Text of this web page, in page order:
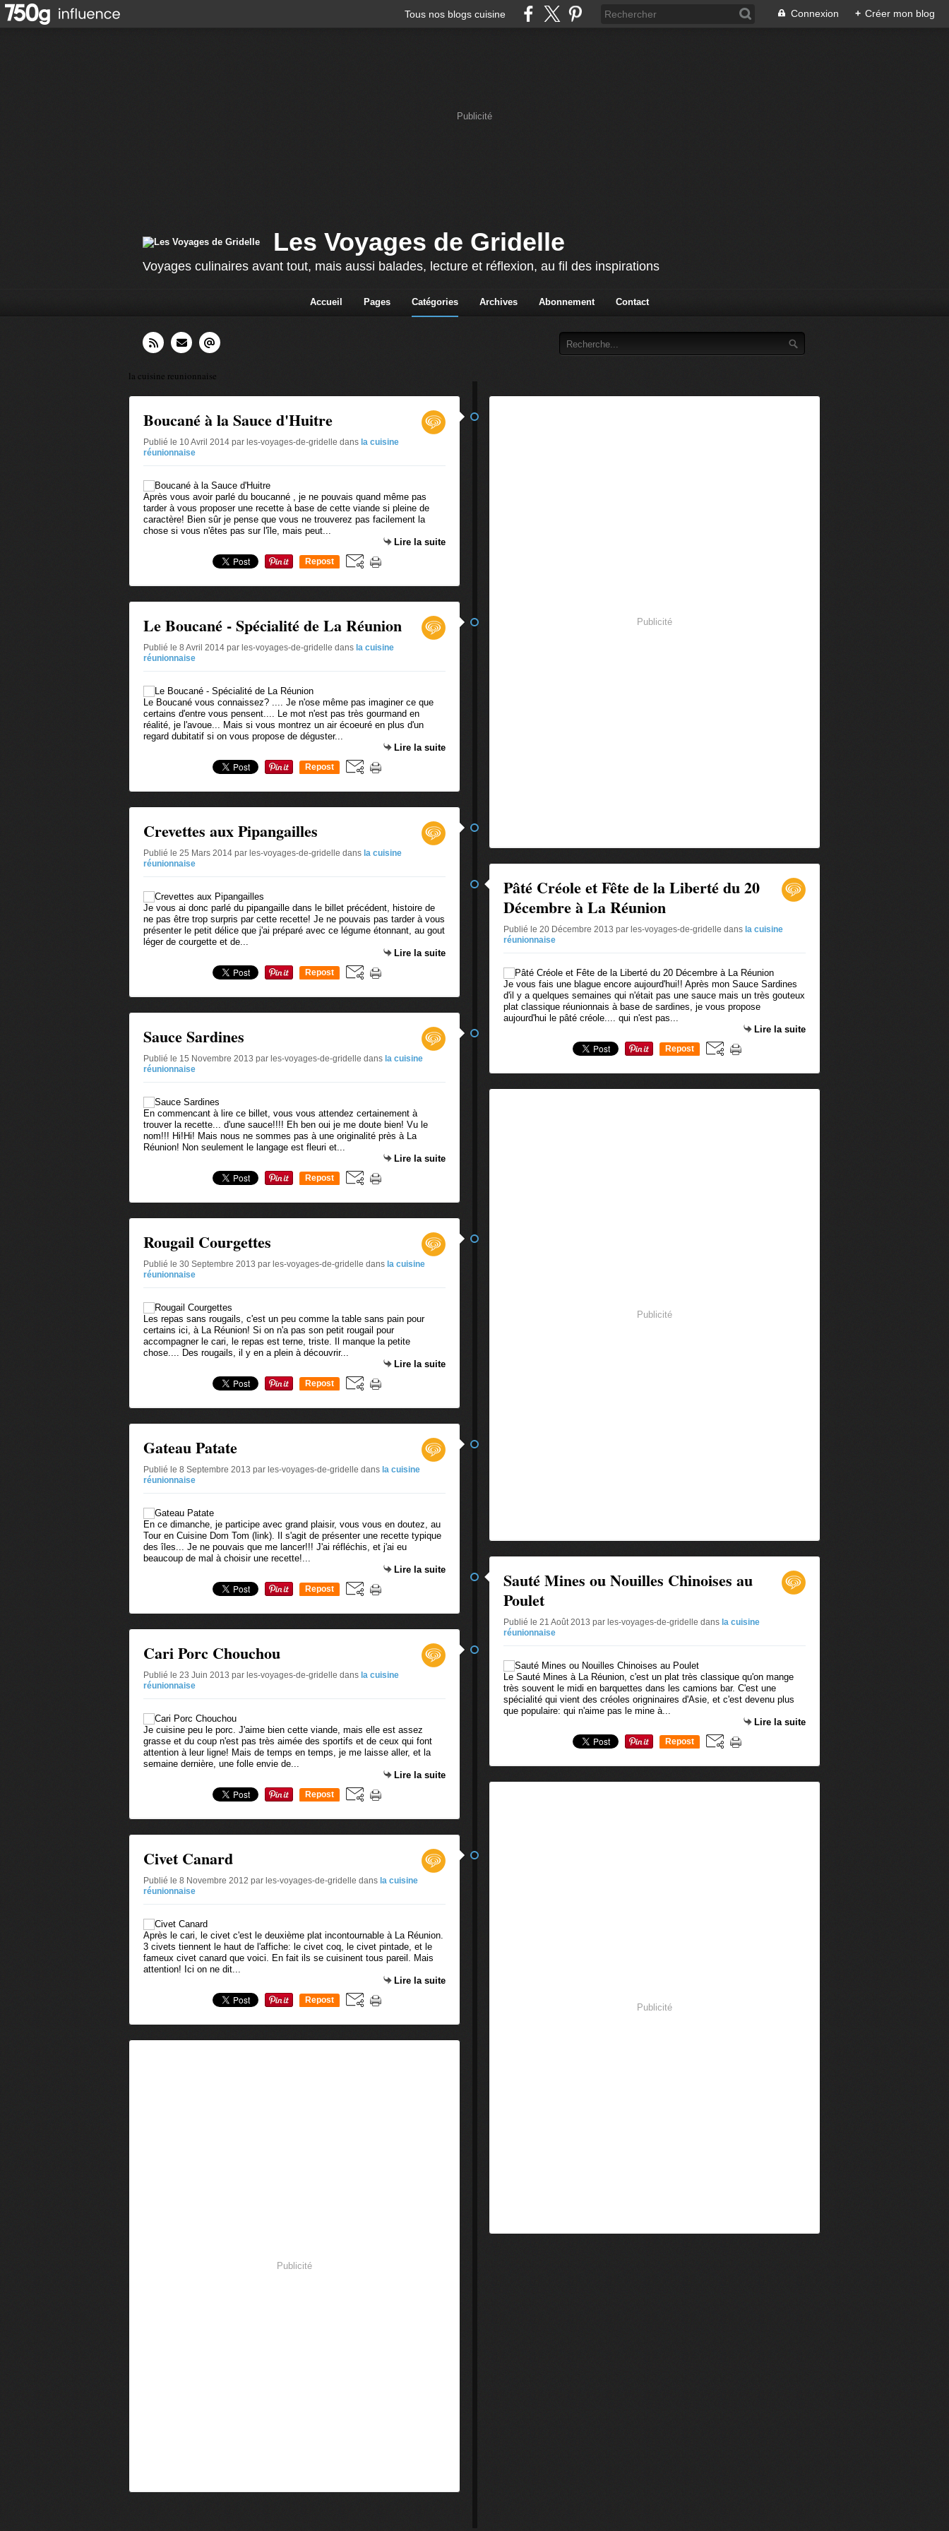
Tous nos blogs cuisine Connexion + Créer mon blog
Publicité
Les Voyages de Gridelle
Voyages culinaires avant tout, mais aussi balades, lecture et réflexion, au fil des inspirations
Accueil Pages Catégories Archives Abonnement Contact
la cuisine reunionnaise
Boucané à la Sauce d'Huitre
Publié le 10 Avril 2014 par les-voyages-de-gridelle dans la cuisine
réunionnaise
Après vous avoir parlé du boucanné , je ne pouvais quand même pas
tarder à vous proposer une recette à base de cette viande si pleine de
caractère! Bien sûr je pense que vous ne trouverez pas facilement la
chose si vous n'êtes pas sur l'île, mais peut...
Lire la suite
Repost
Le Boucané - Spécialité de La Réunion
Publié le 8 Avril 2014 par les-voyages-de-gridelle dans la cuisine
réunionnaise
Le Boucané vous connaissez? .... Je n'ose même pas imaginer ce que
certains d'entre vous pensent.... Le mot n'est pas très gourmand en
réalité, je l'avoue... Mais si vous montrez un air écoeuré en plus d'un
regard dubitatif si on vous propose de déguster...
Lire la suite
Repost
Crevettes aux Pipangailles
Publié le 25 Mars 2014 par les-voyages-de-gridelle dans la cuisine
réunionnaise
Je vous ai donc parlé du pipangaille dans le billet précédent, histoire de
ne pas être trop surpris par cette recette! Je ne pouvais pas tarder à vous
présenter le petit délice que j'ai préparé avec ce légume étonnant, au gout
léger de courgette et de...
Lire la suite
Repost
Sauce Sardines
Publié le 15 Novembre 2013 par les-voyages-de-gridelle dans la cuisine
réunionnaise
En commencant à lire ce billet, vous vous attendez certainement à
trouver la recette... d'une sauce!!!! Eh ben oui je me doute bien! Vu le
nom!!! Hi!Hi! Mais nous ne sommes pas à une originalité près à La
Réunion! Non seulement le langage est fleuri et...
Lire la suite
Repost
Rougail Courgettes
Publié le 30 Septembre 2013 par les-voyages-de-gridelle dans la cuisine
réunionnaise
Les repas sans rougails, c'est un peu comme la table sans pain pour
certains ici, à La Réunion! Si on n'a pas son petit rougail pour
accompagner le cari, le repas est terne, triste. Il manque la petite
chose.... Des rougails, il y en a plein à découvrir...
Lire la suite
Repost
Gateau Patate
Publié le 8 Septembre 2013 par les-voyages-de-gridelle dans la cuisine
réunionnaise
En ce dimanche, je participe avec grand plaisir, vous vous en doutez, au
Tour en Cuisine Dom Tom (link). Il s'agit de présenter une recette typique
des îles... Je ne pouvais que me lancer!!! J'ai réfléchis, et j'ai eu
beaucoup de mal à choisir une recette!...
Lire la suite
Repost
Cari Porc Chouchou
Publié le 23 Juin 2013 par les-voyages-de-gridelle dans la cuisine
réunionnaise
Je cuisine peu le porc. J'aime bien cette viande, mais elle est assez
grasse et du coup n'est pas très aimée des sportifs et de ceux qui font
attention à leur ligne! Mais de temps en temps, je me laisse aller, et la
semaine dernière, une folle envie de...
Lire la suite
Repost
Civet Canard
Publié le 8 Novembre 2012 par les-voyages-de-gridelle dans la cuisine
réunionnaise
Après le cari, le civet c'est le deuxième plat incontournable à La Réunion.
3 civets tiennent le haut de l'affiche: le civet coq, le civet pintade, et le
fameux civet canard que voici. En fait ils se cuisinent tous pareil. Mais
attention! Ici on ne dit...
Lire la suite
Repost
Publicité
Publicité
Pâté Créole et Fête de la Liberté du 20
Décembre à La Réunion
Publié le 20 Décembre 2013 par les-voyages-de-gridelle dans la cuisine
réunionnaise
Je vous fais une blague encore aujourd'hui!! Après mon Sauce Sardines
d'il y a quelques semaines qui n'était pas une sauce mais un très gouteux
plat classique réunionnais à base de sardines, je vous propose
aujourd'hui le pâté créole.... qui n'est pas...
Lire la suite
Repost
Publicité
Sauté Mines ou Nouilles Chinoises au
Poulet
Publié le 21 Août 2013 par les-voyages-de-gridelle dans la cuisine
réunionnaise
Le Sauté Mines à La Réunion, c'est un plat très classique qu'on mange
très souvent le midi en barquettes dans les camions bar. C'est une
spécialité qui vient des créoles origninaires d'Asie, et c'est devenu plus
que populaire: qui n'aime pas le mine à...
Lire la suite
Repost
Publicité